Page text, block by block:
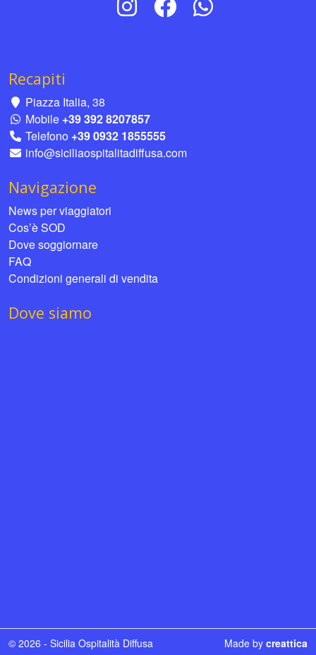
Recapiti
Piazza Italia, 38
Mobile +39 392 8207857
Telefono +39 0932 1855555
info@siciliaospitalitadiffusa.com
Navigazione
News per viaggiatori
Cos’è SOD
Dove soggiornare
FAQ
Condizioni generali di vendita
Dove siamo
© 2026 - Sicilia Ospitalità Diffusa Made by creattica